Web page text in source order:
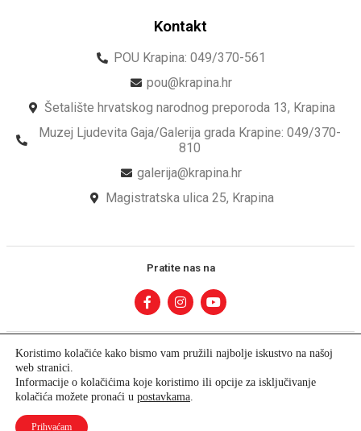
Kontakt
POU Krapina: 049/370-561
pou@krapina.hr
Šetalište hrvatskog narodnog preporoda 13, Krapina
Muzej Ljudevita Gaja/Galerija grada Krapine: 049/370-
810
galerija@krapina.hr
Magistratska ulica 25, Krapina
Pratite nas na
Koristimo kolačiće kako bismo vam pružili najbolje iskustvo na našoj
web stranici.
Informacije o kolačićima koje koristimo ili opcije za isključivanje
kolačića možete pronaći u postavkama.
Prihvaćam